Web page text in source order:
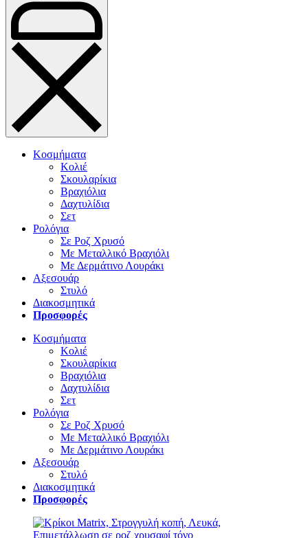
Κοσμήματα
Κολιέ
Σκουλαρίκια
Βραχιόλια
Δαχτυλίδια
Σετ
Ρολόγια
Σε Ροζ Χρυσό
Με Μεταλλικό Βραχιόλι
Με Δερμάτινο Λουράκι
Αξεσουάρ
Στυλό
Διακοσμητικά
Προσφορές
Κοσμήματα
Κολιέ
Σκουλαρίκια
Βραχιόλια
Δαχτυλίδια
Σετ
Ρολόγια
Σε Ροζ Χρυσό
Με Μεταλλικό Βραχιόλι
Με Δερμάτινο Λουράκι
Αξεσουάρ
Στυλό
Διακοσμητικά
Προσφορές